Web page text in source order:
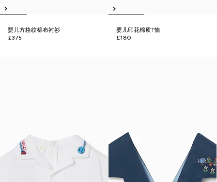
婴儿方格纹棉布衬衫
£375
婴儿印花棉质T恤
£180